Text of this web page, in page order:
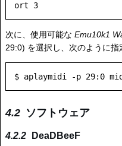
次に、使用可能な Emu10k1
29:0) を選択し、次のように指
ソフトウェア
DeaDBeeF